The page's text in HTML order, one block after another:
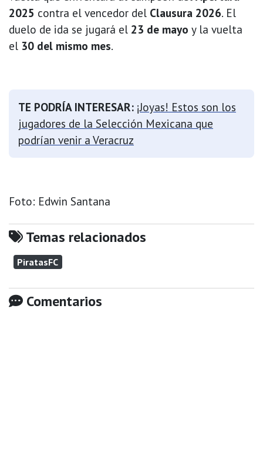
2025 contra el vencedor del Clausura 2026. El
duelo de ida se jugará el 23 de mayo y la vuelta
el 30 del mismo mes.
TE PODRÍA INTERESAR: ¡Joyas! Estos son los
jugadores de la Selección Mexicana que
podrían venir a Veracruz
Foto: Edwin Santana
Temas relacionados
PiratasFC
Comentarios